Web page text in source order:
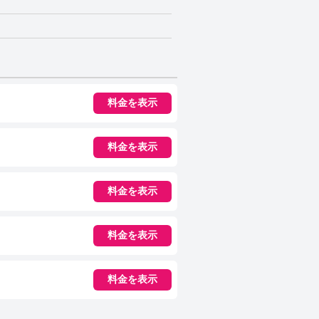
料金を表示
料金を表示
料金を表示
料金を表示
料金を表示